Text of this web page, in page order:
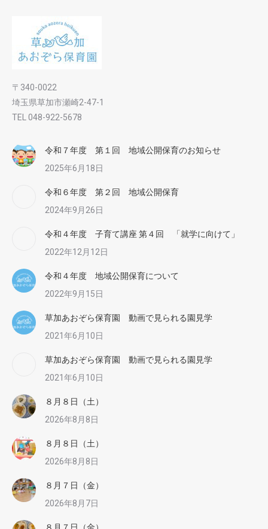
〒340-0022
埼玉県草加市瀬崎2-47-1
TEL 048-922-5678
令和７年度 第１回 地域公開保育のお知らせ
2025年6月18日
令和６年度 第２回 地域公開保育
2024年9月26日
令和４年度 子育て講座 第４回 「就学に向けて」
2022年12月12日
令和４年度 地域公開保育について
2022年9月15日
草加あおぞら保育園 動画で見られる園見学
2021年6月10日
草加あおぞら保育園 動画で見られる園見学
2021年6月10日
８月８日（土）
2026年8月8日
８月８日（土）
2026年8月8日
８月７日（金）
2026年8月7日
８月７日（金）